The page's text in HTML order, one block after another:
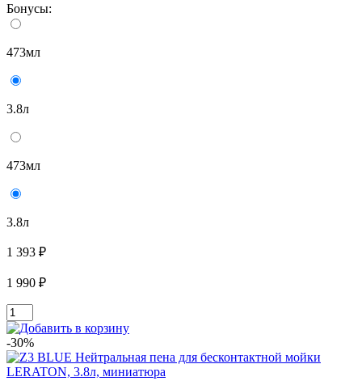
Бонусы:
473мл
3.8л
473мл
3.8л
1 393 ₽
1 990 ₽
-30%